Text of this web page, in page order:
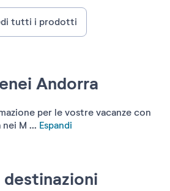
Andorra
per le vostre vacanze con
M ... Espandi
tutti i prodotti